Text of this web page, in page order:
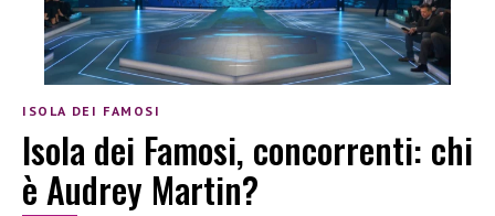
ISOLA DEI FAMOSI
Isola dei Famosi, concorrenti: chi
è Audrey Martin?